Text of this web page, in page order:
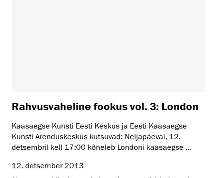
Rahvusvaheline fookus vol. 3: London
Kaasaegse Kunsti Eesti Keskus ja Eesti Kaasaegse
Kunsti Arenduskeskus kutsuvad: Neljapäeval, 12.
detsembril kell 17:00 kõneleb Londoni kaasaegse ...
12. detsember 2013